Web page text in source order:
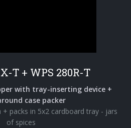
T + WPS 280R-T
with tray-inserting device +
case packer
packs in 5x2 cardboard tray - jars
of spices